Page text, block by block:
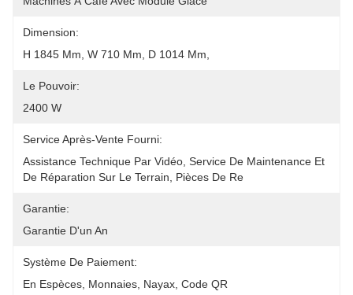
Dimension:
H 1845 Mm, W 710 Mm, D 1014 Mm,
Le Pouvoir:
2400 W
Service Après-Vente Fourni:
Assistance Technique Par Vidéo, Service De Maintenance Et
De Réparation Sur Le Terrain, Pièces De Re
Garantie:
Garantie D'un An
Système De Paiement:
En Espèces, Monnaies, Nayax, Code QR